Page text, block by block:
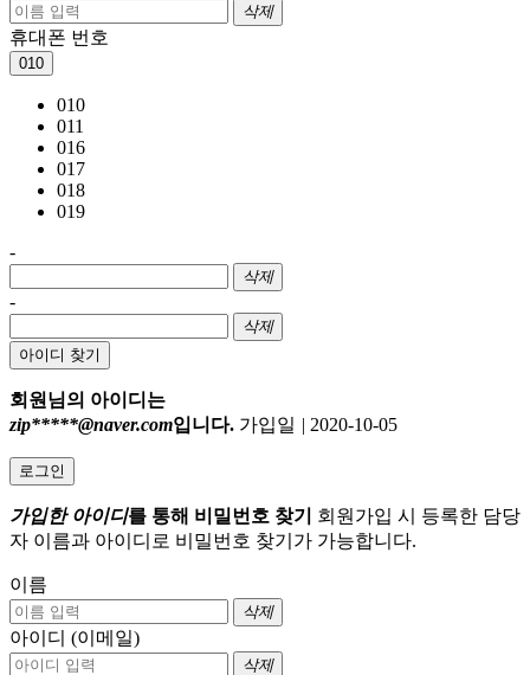
삭제
휴대폰 번호
010
010
011
016
017
018
019
-
삭제
-
삭제
아이디 찾기
회원님의 아이디는
zip*****@naver.com입니다. 가입일 | 2020-10-05
로그인
가입한 아이디를 통해 비밀번호 찾기
회원가입 시 등록한 담당
자 이름과 아이디로 비밀번호 찾기가 가능합니다.
이름
삭제
아이디 (이메일)
삭제